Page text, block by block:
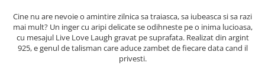
Cine nu are nevoie o amintire zilnica sa traiasca, sa iubeasca si sa razi
mai mult? Un inger cu aripi delicate se odihneste pe o inima lucioasa,
cu mesajul Live Love Laugh gravat pe suprafata. Realizat din argint
925, e genul de talisman care aduce zambet de fiecare data cand il
privesti.